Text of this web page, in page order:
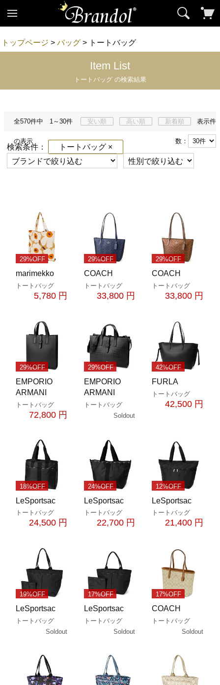
トップページ >バッグ > トートバッグ
Item List
トートバッグ の検索結果
全570件中 1～30件
の表示
安い順 高い順 新着順 表示件
数：
検索条件： トートバッグ ×
29%OFF
marimekko
トートバッグ
5,780 円
29%OFF
COACH
トートバッグ
33,800 円
29%OFF
COACH
トートバッグ
33,800 円
29%OFF
EMPORIO
ARMANI
トートバッグ
72,800 円
29%OFF
EMPORIO
ARMANI
トートバッグ
Soldout
42%OFF
FURLA
トートバッグ
42,500 円
18%OFF
LeSportsac
トートバッグ
24,500 円
24%OFF
LeSportsac
トートバッグ
22,700 円
12%OFF
LeSportsac
トートバッグ
21,400 円
19%OFF
LeSportsac
トートバッグ
Soldout
17%OFF
LeSportsac
トートバッグ
Soldout
17%OFF
COACH
トートバッグ
Soldout